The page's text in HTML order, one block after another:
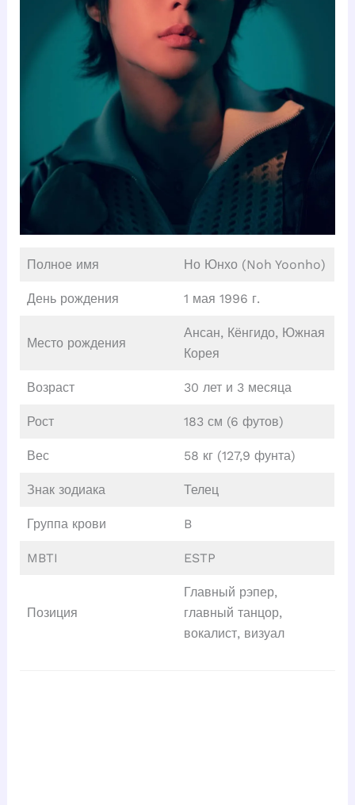
Полное имя Но Юнхо (Noh Yoonho)
День рождения 1 мая 1996 г.
Место рождения
Ансан, Кёнгидо, Южная
Корея
Возраст 30 лет и 3 месяца
Рост 183 см (6 футов)
Вес 58 кг (127,9 фунта)
Знак зодиака Телец
Группа крови B
MBTI ESTP
Позиция
Главный рэпер,
главный танцор,
вокалист, визуал